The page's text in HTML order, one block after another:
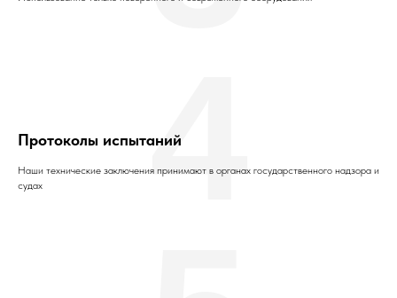
Протоколы испытаний
Наши технические заключения принимают в органах государственного надзора и
судах
4